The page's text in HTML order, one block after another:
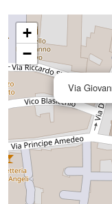
Via
+
−